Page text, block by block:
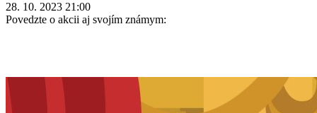
28. 10. 2023 21:00
Povedzte o akcii aj svojím známym: